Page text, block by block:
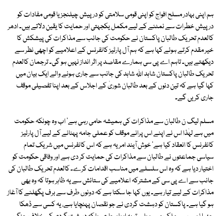
ہم اپنی بہادر مسلح افواج کو اپنی قومی سلامتی کو درپیش چیلنجز یا قومی مفادات کو
درپیش خطرات سے نمٹنے کے لیے مکمل یکجہتی اور حمایت کا یقین دلاتے ہیں۔ ادھر
کالعدم تحریک طالبان پاکستان نے حکومت کی جانب سے مذاکرات کی پیشکش کا
خیر مقدم کرتے ہوئے کہا ہے کہ ہم آل پارٹیز کانفرنس کے اعلامیے کو اچھی نظر سے
دیکھتے ہیں۔ تاہم اے پی سی ہمارے مقاصد پر اثر انداز نہیں ہو گی۔ ترجمان کالعدم
تحریک طالبان پاکستان شاہد اللہ شاہد کی جانب سے جاری ہونے والے ایک بیان میں
کہا گیا ہے کہ تین دنوں کے بعد طالبان شوریٰ کے اجلاس کے بعد اپنا تفصیلی موقف
جاری کریں گے۔
مسلم لیگ ن طالبان سے مذاکرات کی ہمیشہ حامی رہی ہے' اب وہ چونکہ حکومت
میں ہے لہٰذا اس نے اپنے اس پرانے موقف کو عملی جامہ پہنانے کے لیے آل پارٹیز
کانفرنس کا انعقاد کیا ہے' خوش آیند امر یہ ہے کہ اس کانفرنس میں شریک تمام
سیاسی جماعتوں نے طالبان سے مذاکرات کی حمایت کر دی ہے اور وفاقی حکومت کو
اختیار دیا ہے کہ وہ اس سلسلے میں مناسب اقدامات کرے۔ کالعدم تحریک طالبان کی
جانب سے اے پی سی کے مشترکہ اعلامیے کی ستائش سے یہ ظاہر ہوتا کہ وہ بھی
مذاکرات کے لیے تیار ہے۔ یوں کہا جا سکتا ہے کہ دونوں طرف سے برف پگھلنے کا آغاز
ہو گیا ہے۔ پاکستان کو دہشت گردی نے جو نقصان پہنچایا ہے، یہ کسی سے ڈھکا